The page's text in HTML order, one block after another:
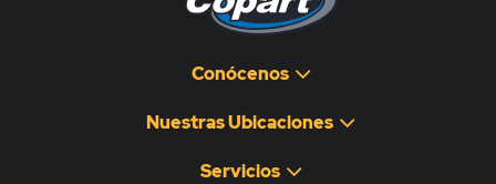
Conócenos
Nuestras Ubicaciones
Servicios